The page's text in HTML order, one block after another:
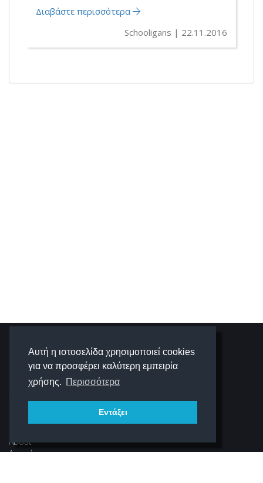
Αυτή η ιστοσελίδα χρησιμοποιεί cookies
για να προσφέρει καλύτερη εμπειρία
χρήσης. Περισσότερα
Εντάξει
Διαβάστε περισσότερα
Schooligans
22.11.2016
SCHOOLIGANS
SCHOOLWAVE
ΠΛΟΉΓΗΣΗ
About
Αρχική